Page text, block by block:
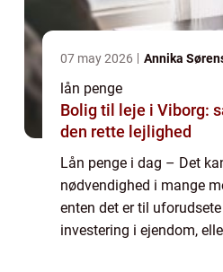
07 may 2026 Annika
lån penge
Bolig til leje i Viborg:
den rette lejlighed
Lån penge i dag – Det
nødvendighed i mange
enten det er til
investering i ejendom,